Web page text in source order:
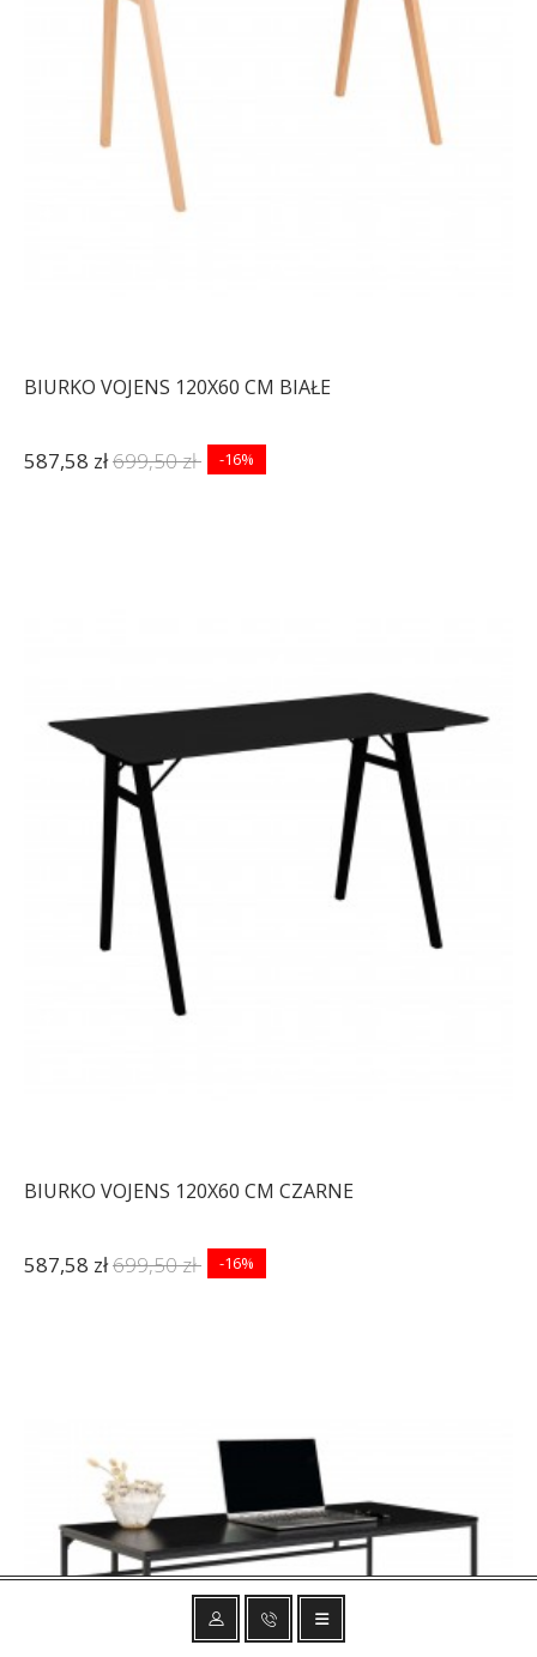
BIURKO VOJENS 120X60 CM BIAŁE
587,58 zł699,50 zł -16%
BIURKO VOJENS 120X60 CM CZARNE
587,58 zł699,50 zł -16%